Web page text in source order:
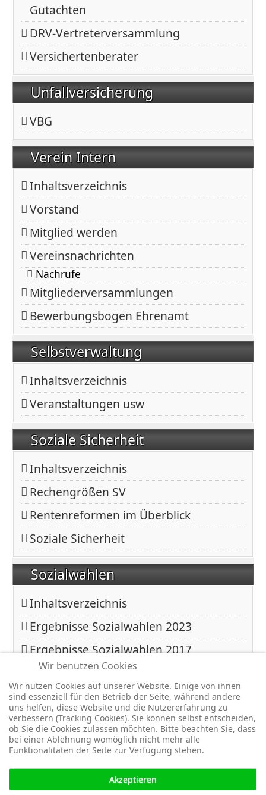
Copyright © 2026 BfA DRV - Gemeinschaft - Für eine starke
Sozialversicherung -. Alle Rechte vorbehalten.
Joomla!ist freie, unter derGNU/GPL-Lizenzveröffentlichte
Software.
Gutachten
DRV-Vertreterversammlung
Versichertenberater
Unfallversicherung
VBG
Verein Intern
Inhaltsverzeichnis
Vorstand
Mitglied werden
Vereinsnachrichten
Nachrufe
Mitgliederversammlungen
Bewerbungsbogen Ehrenamt
Selbstverwaltung
Inhaltsverzeichnis
Veranstaltungen usw
Soziale Sicherheit
Inhaltsverzeichnis
Rechengrößen SV
Rentenreformen im Überblick
Soziale Sicherheit
Sozialwahlen
Inhaltsverzeichnis
Ergebnisse Sozialwahlen 2023
Ergebnisse Sozialwahlen 2017
Ergebnisse Sozialwahlen 2011
Wir benutzen Cookies
Wir nutzen Cookies auf unserer Website. Einige von ihnen
sind essenziell für den Betrieb der Seite, während andere
uns helfen, diese Website und die Nutzererfahrung zu
verbessern (Tracking Cookies). Sie können selbst entscheiden,
ob Sie die Cookies zulassen möchten. Bitte beachten Sie, dass
bei einer Ablehnung womöglich nicht mehr alle
Funktionalitäten der Seite zur Verfügung stehen.
Akzeptieren